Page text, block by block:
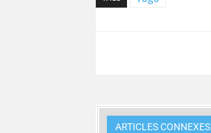
ARTICLES CONNEXES